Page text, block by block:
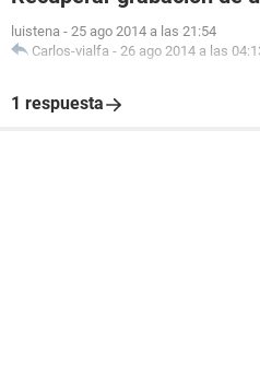
luistena - 25 ago 2014 a las 21:54
Carlos-vialfa - 26 ago 2014 a las
1 respuesta